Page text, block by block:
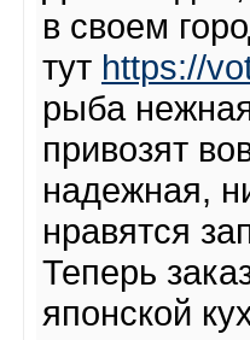
в своем
тут https://
рыба
привозят
надежная,
нравятся
Теперь
японской